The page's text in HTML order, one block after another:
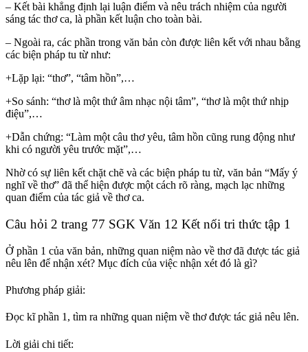
– Kết bài khẳng định lại luận điểm và nêu trách nhiệm của người
sáng tác thơ ca, là phần kết luận cho toàn bài.
– Ngoài ra, các phần trong văn bản còn được liên kết với nhau bằng
các biện pháp tu từ như:
+Lặp lại: “thơ”, “tâm hồn”,…
+So sánh: “thơ là một thứ âm nhạc nội tâm”, “thơ là một thứ nhịp
điệu”,…
+Dẫn chứng: “Làm một câu thơ yêu, tâm hồn cũng rung động như
khi có người yêu trước mặt”,…
Nhờ có sự liên kết chặt chẽ và các biện pháp tu từ, văn bản “Mấy ý
nghĩ về thơ” đã thể hiện được một cách rõ ràng, mạch lạc những
quan điểm của tác giả về thơ ca.
Câu hỏi 2 trang 77 SGK Văn 12 Kết nối tri thức tập 1
Ở phần 1 của văn bản, những quan niệm nào về thơ đã được tác giả
nêu lên để nhận xét? Mục đích của việc nhận xét đó là gì?
Phương pháp giải:
Đọc kĩ phần 1, tìm ra những quan niệm về thơ được tác giả nêu lên.
Lời giải chi tiết: